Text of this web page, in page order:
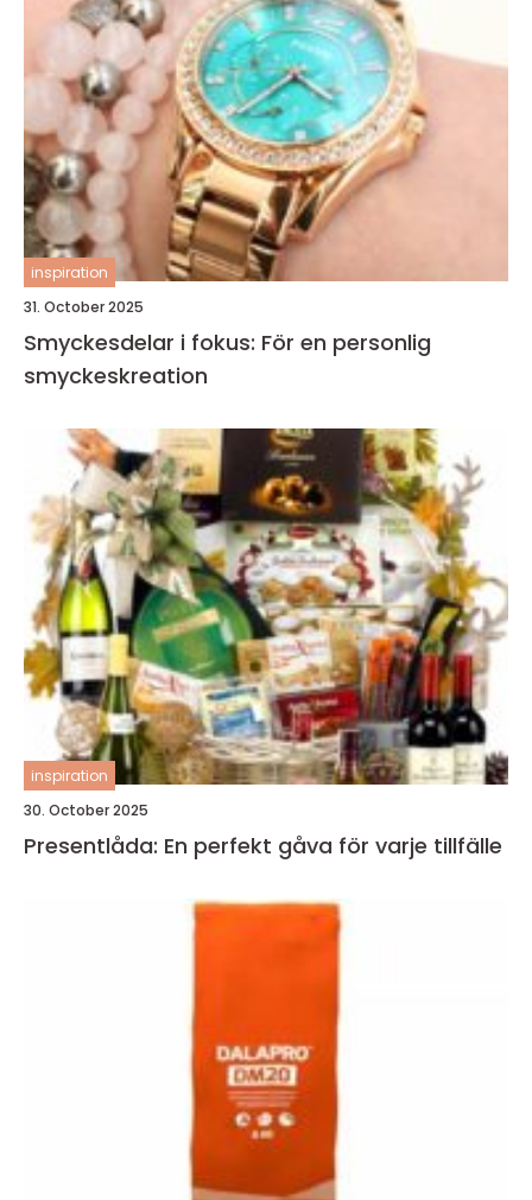
inspiration
31. October 2025
Smyckesdelar i fokus: För en personlig
smyckeskreation
inspiration
30. October 2025
Presentlåda: En perfekt gåva för varje tillfälle